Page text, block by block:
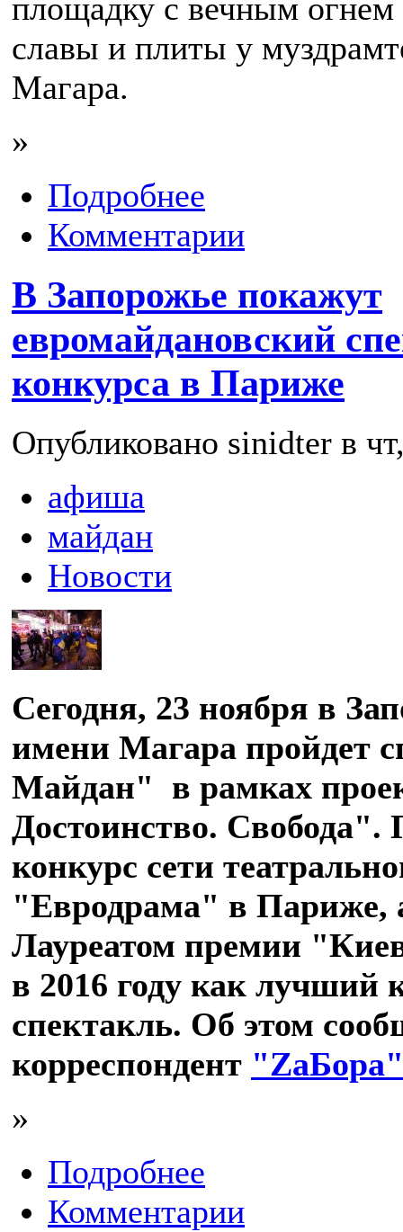
площадку с вечным
славы и плиты у
Магара.
»
Подробнее
Комментарии
В Запорожье покажут
евромайдановский
конкурса в Париже
Опубликовано sinidter в
афиша
майдан
Новости
Сегодня, 23 ноября в
имени Магара пройдет
Майдан" в рамках
Достоинство. Свобода".
конкурс сети
"Евродрама" в Париже,
Лауреатом премии
в 2016 году как лучший
спектакль. Об этом
корреспондент "ZаБора"
»
Подробнее
Комментарии